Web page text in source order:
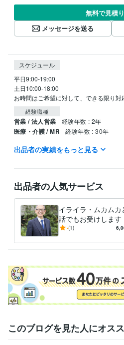
無料で見積
メッセージを送る
スケジュール
平日9:00-19:00
土日10:00-18:00
お時間はご希望に対して、できる限り対
経験職種
営業 / 法人営業 経験年数 : 2年
医療・介護 / MR 経験年数 : 30年
職歴
ベストプラクティス賞 ワールドベスト
とは何？ コミュニケーションの取り
資格・検定
メンタルヘルスマネジメント検定 取
得意分野
営業 人材育成
悩み相談・カウンセリング 怒りに対
営業 管理職 人材育成 家庭 アンガ
出品者の実績をもっと見る
出品者の人気サービス
イライラ・ムカムカ
話でもお受けします
ーマネジメントコン
す
-(1)
このブログを見た人にオス